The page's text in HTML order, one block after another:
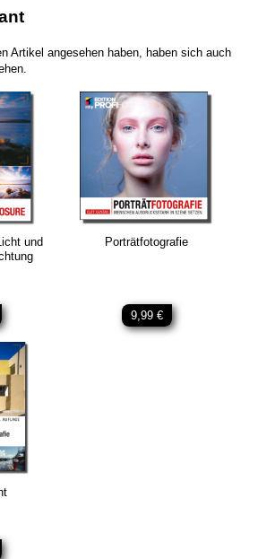
Artikel angesehen haben, haben sich auch
und
Porträtfotografie
9,99 €